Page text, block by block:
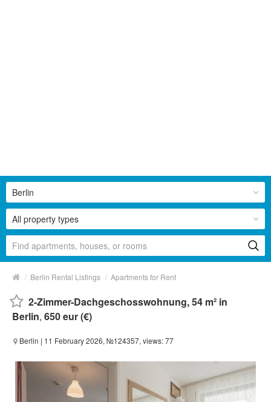
All property types
Berlin
/ Berlin Rental Listings / Apartments for Rent
2-Zimmer-Dachgeschosswohnung, 54 m² in
Berlin, 650 eur (€)
Berlin | 11 February 2026, №124357, views: 77